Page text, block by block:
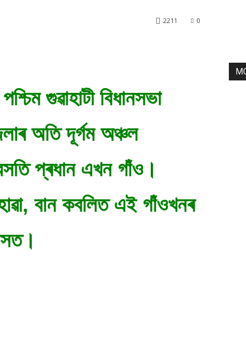
0
2211
গুৱাহাটী বিধানসভা
অতি দূৰ্গম অঞ্চল
বসতি প্ৰধান এখন গাঁও।
বান কবলিত এই গাঁওখনৰ